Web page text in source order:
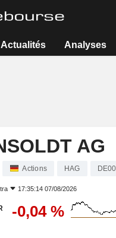
Actualités Analyses
AG
Actions HAG
17:35:14 07/08/2026
-0,04 %